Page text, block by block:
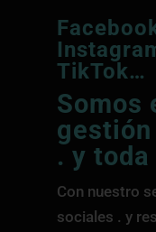
TikTok…
Somos
. y toda
Con nuestro
sociales . y